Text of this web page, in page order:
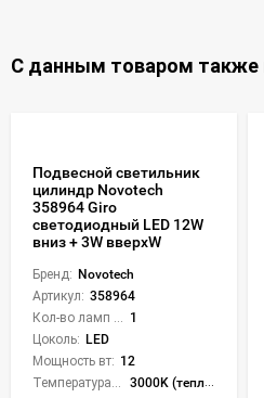
С данным товаром также
Подвесной светильник
цилиндр Novotech
358964 Giro
светодиодный LED 12W
вниз + 3W вверхW
Бренд: Novotech
Артикул: 358964
1
Цоколь: LED
Мощность вт: 12
3000K (теплый), 4000K (нейтральный), 6000K (холодный), CCT механическое переключение